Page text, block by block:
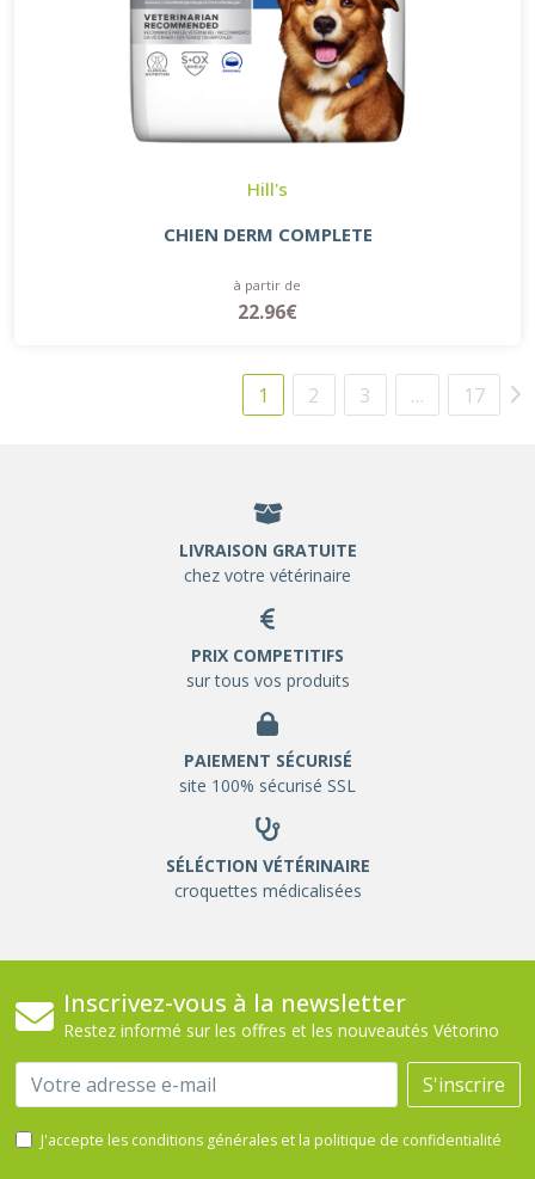
Hill's
CHIEN DERM COMPLETE
à partir de
22.96€
1 2 3 … 17
LIVRAISON GRATUITE
chez votre vétérinaire
PRIX COMPETITIFS
sur tous vos produits
PAIEMENT SÉCURISÉ
site 100% sécurisé SSL
SÉLÉCTION VÉTÉRINAIRE
croquettes médicalisées
Inscrivez-vous à la newsletter
Restez informé sur les offres et les nouveautés Vétorino
Email S'inscrire
J'accepte les conditions générales et la politique de confidentialité